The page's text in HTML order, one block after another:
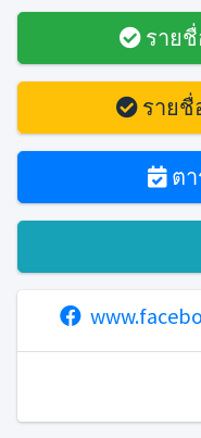
รายชื่
รายชื่
ตา